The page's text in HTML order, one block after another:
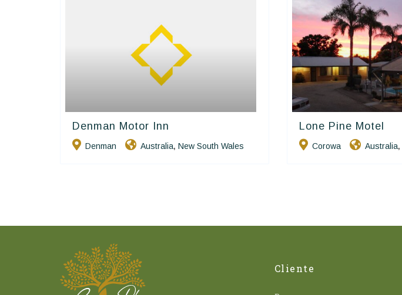
Denman Motor Inn
Denman Australia, New South Wales
Lone Pine Motel
Corowa Australia,
Cliente